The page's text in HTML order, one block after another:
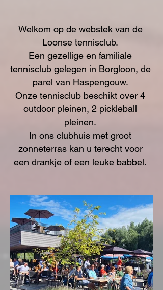
Welkom op de webstek van de
Loonse tennisclub.
Een gezellige en familiale
tennisclub gelegen in Borgloon, de
parel van Haspengouw.
Onze tennisclub beschikt over 4
outdoor pleinen, 2 pickleball
pleinen.
In ons clubhuis met groot
zonneterras kan u terecht voor
een drankje of een leuke babbel.